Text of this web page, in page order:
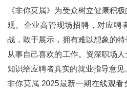
《非你莫属》为受众树立健康积
观。企业高管现场招聘，对应聘
战，敢于展示，拥有难以想象的
从事自己喜欢的工作。资深职场
知识给应聘者真实的就业指导意见
非你莫属 2025最新一期在线观